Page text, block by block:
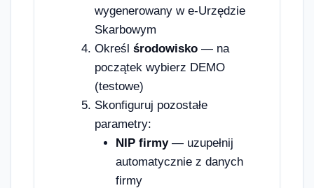
wygenerowany w e-Urzędzie
Skarbowym
Określ środowisko — na
początek wybierz DEMO
(testowe)
Skonfiguruj pozostałe
parametry:
NIP firmy— uzupełnij
automatycznie z danych
firmy